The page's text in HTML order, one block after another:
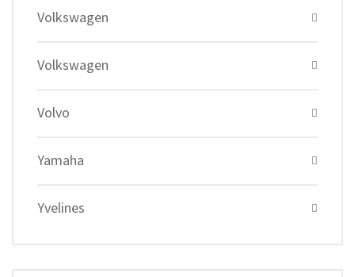
Volkswagen
Volkswagen
Volvo
Yamaha
Yvelines